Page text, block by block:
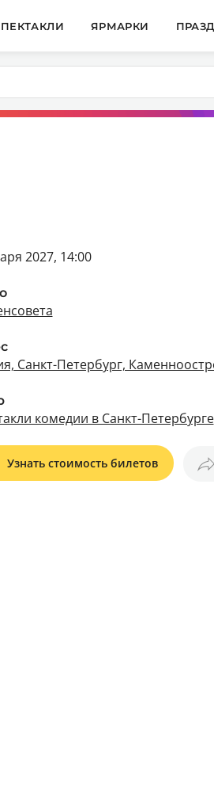
ЯРМАРКИ
2027, 14:00
Санкт-Петербург,
комедии в Санкт-Петербурге
Узнать стоимость билетов